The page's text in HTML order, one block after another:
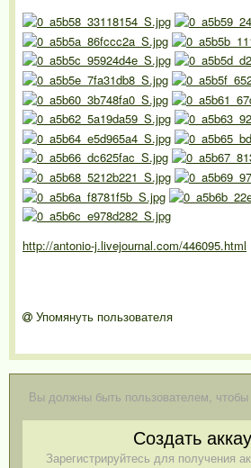
http://antonio-j.livejournal.com/446095.html
Упомянуть пользователя
Вы должны быть пользователем, чтобы
Создать
Зарегистрируйтесь для получения